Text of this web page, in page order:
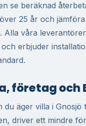
se beräknad
25 år och
Alla våra
erbjuder
företag och
du äger villa i Gnosjö
driver ett mindre